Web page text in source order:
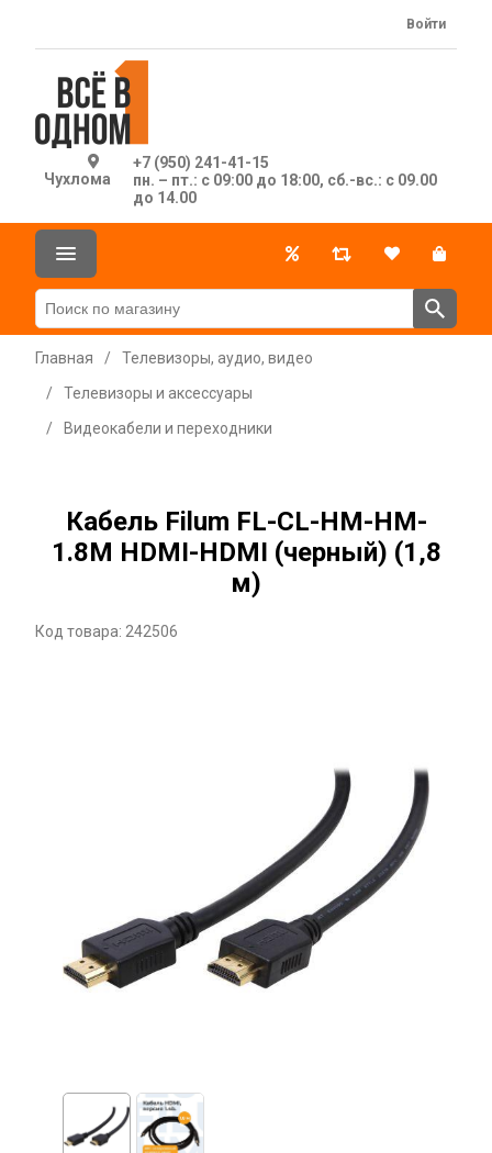
Чухлома
+7 (950) 241-41-15
пн. – пт.: с 09:00 до 18:00, сб.-вс.: с 09.00
до 14.00
Войти
Главная /
Телевизоры, аудио, видео
/
Телевизоры и аксессуары
/
Видеокабели и переходники
Кабель Filum FL-CL-HM-HM-
1.8M HDMI-HDMI (черный) (1,8
м)
Код товара: 242506